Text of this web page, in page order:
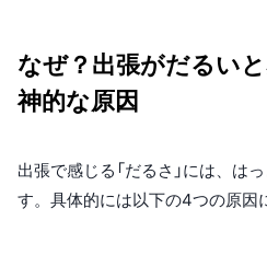
なぜ？出張がだるい
神的な原因
出張で感じる「だるさ」には、は
す。具体的には以下の4つの原因